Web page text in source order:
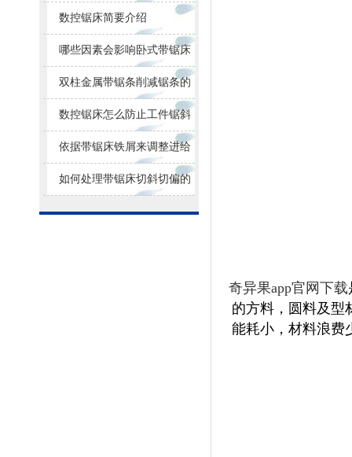
的问题
数控锯床简要介绍
哪些因素会影响卧式带锯床
锯削的效果
双柱金属带锯条削减锯条的
损耗
数控锯床怎么防止工件锯斜
依据带锯床铁屑来调整进给
量大小
如何处理带锯床切斜切偏的
问题？
奇异果app官网下载
的方料，圆料及型
能耗小，材料浪费